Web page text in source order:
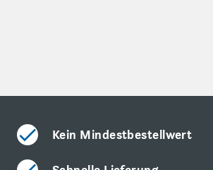
Kein Mindestbestellwert